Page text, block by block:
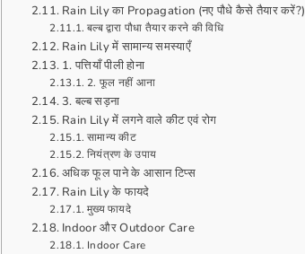
Rain Lily का Propagation (नए पौधे कैसे तैयार करें?)
बल्ब द्वारा पौधा तैयार करने की विधि
Rain Lily में सामान्य समस्याएँ
1. पत्तियाँ पीली होना
2. फूल नहीं आना
3. बल्ब सड़ना
Rain Lily में लगने वाले कीट एवं रोग
सामान्य कीट
नियंत्रण के उपाय
अधिक फूल पाने के आसान टिप्स
Rain Lily के फायदे
मुख्य फायदे
Indoor और Outdoor Care
Indoor Care